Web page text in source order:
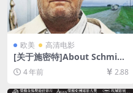
欧美 高清电影
[关于施密特]About Schmidt
(2002)[百度网盘+迅雷云盘资
源1080P超清未删减][MP4/7.
6GB][中英字幕]
4 年前 2.88